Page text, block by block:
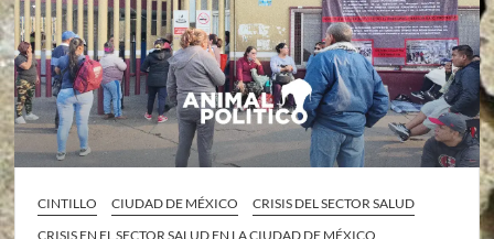
CINTILLO CIUDAD DE MÉXICO
CRISIS DEL SECTOR SALUD
CRISIS EN EL SECTOR SALUD EN LA CIUDAD DE MÉXICO